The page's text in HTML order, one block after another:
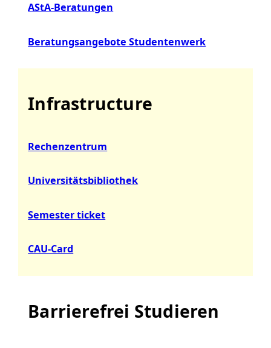
AStA-Beratungen
Beratungsangebote Studentenwerk
Infrastructure
Rechenzentrum
Universitätsbibliothek
Semester ticket
CAU-Card
Barrierefrei Studieren